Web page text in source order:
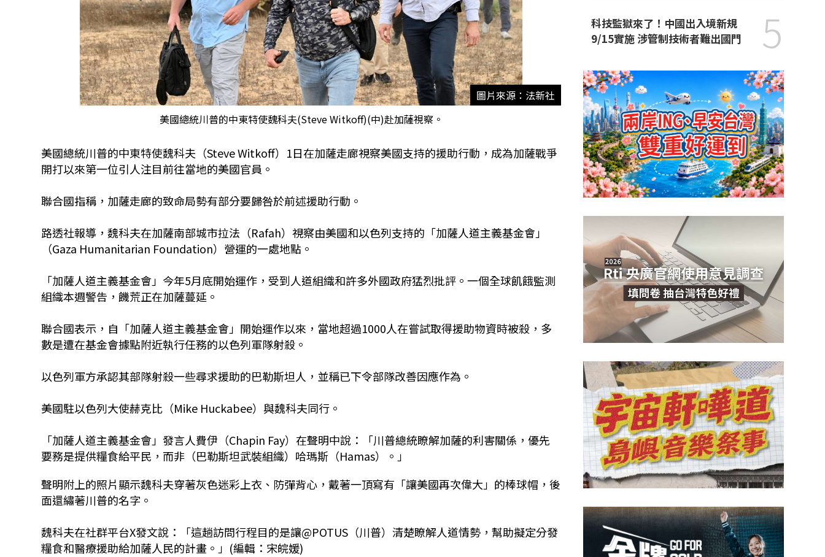
圖片來源：法新社
美國總統川普的中東特使魏科夫(Steve Witkoff)(中)赴加薩視察。
美國總統川普的中東特使魏科夫（Steve Witkoff）1日在加薩走廊視察美國支持的援助行動，成為加薩戰爭
開打以來第一位引人注目前往當地的美國官員。
聯合國指稱，加薩走廊的致命局勢有部分要歸咎於前述援助行動。
路透社報導，魏科夫在加薩南部城市拉法（Rafah）視察由美國和以色列支持的「加薩人道主義基金會」
（Gaza Humanitarian Foundation）營運的一處地點。
「加薩人道主義基金會」今年5月底開始運作，受到人道組織和許多外國政府猛烈批評。一個全球飢餓監測
組織本週警告，饑荒正在加薩蔓延。
聯合國表示，自「加薩人道主義基金會」開始運作以來，當地超過1000人在嘗試取得援助物資時被殺，多
數是遭在基金會據點附近執行任務的以色列軍隊射殺。
以色列軍方承認其部隊射殺一些尋求援助的巴勒斯坦人，並稱已下令部隊改善因應作為。
美國駐以色列大使赫克比（Mike Huckabee）與魏科夫同行。
「加薩人道主義基金會」發言人費伊（Chapin Fay）在聲明中說：「川普總統瞭解加薩的利害關係，優先
要務是提供糧食給平民，而非（巴勒斯坦武裝組織）哈瑪斯（Hamas）。」
聲明附上的照片顯示魏科夫穿著灰色迷彩上衣、防彈背心，戴著一頂寫有「讓美國再次偉大」的棒球帽，後
面還繡著川普的名字。
魏科夫在社群平台X發文說：「這趟訪問行程目的是讓@POTUS（川普）清楚瞭解人道情勢，幫助擬定分發
糧食和醫療援助給加薩人民的計畫。」(編輯：宋皖媛)
科技監獄來了！中國出入境新規
9/15實施 涉管制技術者難出國門
5